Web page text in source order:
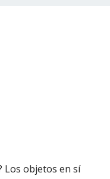
Los objetos en sí